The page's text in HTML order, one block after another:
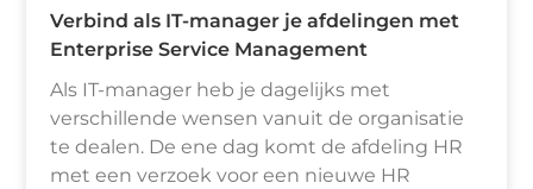
Verbind als IT-manager je afdelingen met
Enterprise Service Management
Als IT-manager heb je dagelijks met
verschillende wensen vanuit de organisatie
te dealen. De ene dag komt de afdeling HR
met een verzoek voor een nieuwe HR